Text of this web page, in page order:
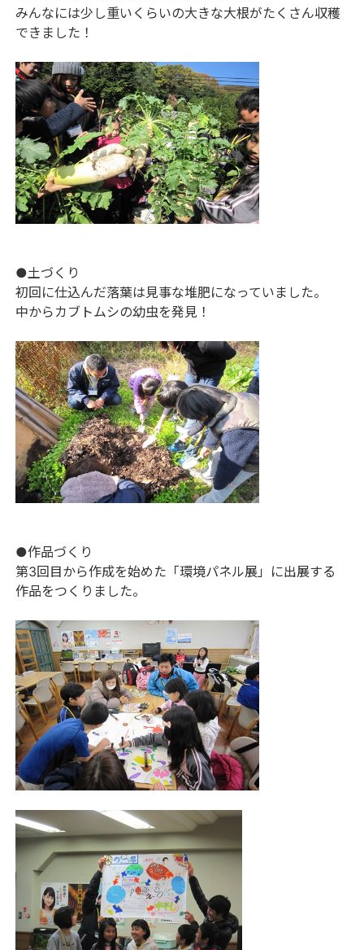
みんなには少し重いくらいの大きな大根がたくさん収穫
できました！
●土づくり
初回に仕込んだ落葉は見事な堆肥になっていました。
中からカブトムシの幼虫を発見！
●作品づくり
第3回目から作成を始めた「環境パネル展」に出展する
作品をつくりました。